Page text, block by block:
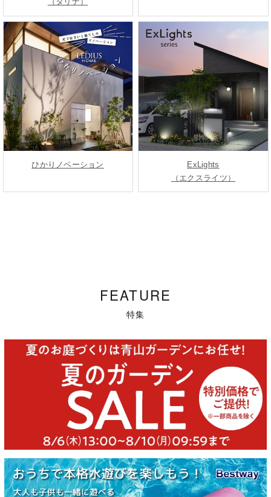
（タリナ）
ひかりノベーション
ExLights
（エクスライツ）
FEATURE
特集